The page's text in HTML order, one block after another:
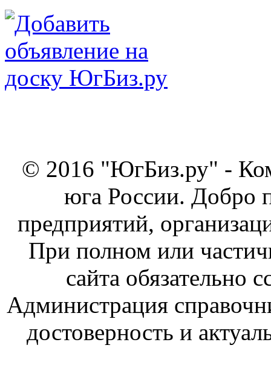
© 2016 "ЮгБиз.ру" -
юга России. Добро
предприятий,
При полном или
сайта обязательно
Администрация
достоверность и